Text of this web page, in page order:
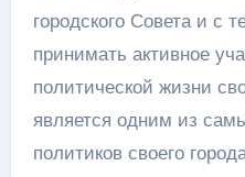
городского Совета и с
принимать активное
политической жизни
является одним из
политиков своего